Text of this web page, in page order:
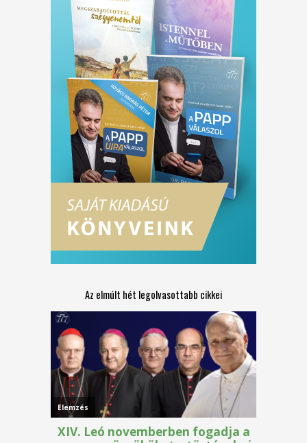
Az elmúlt hét legolvasottabb cikkei